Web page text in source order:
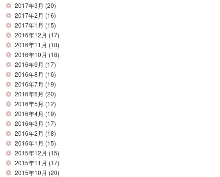
2017年3月 (20)
2017年2月 (16)
2017年1月 (15)
2016年12月 (17)
2016年11月 (18)
2016年10月 (18)
2016年9月 (17)
2016年8月 (16)
2016年7月 (19)
2016年6月 (20)
2016年5月 (12)
2016年4月 (19)
2016年3月 (17)
2016年2月 (18)
2016年1月 (15)
2015年12月 (15)
2015年11月 (17)
2015年10月 (20)